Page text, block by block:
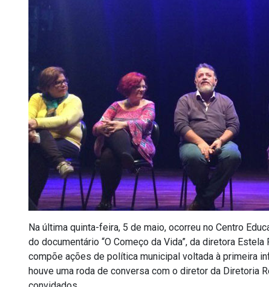
Na última quinta-feira, 5 de maio, ocorreu no Centro
do documentário “O Começo da Vida”, da diretora
compõe ações de política municipal voltada à primeira
houve uma roda de conversa com o diretor da Diretoria